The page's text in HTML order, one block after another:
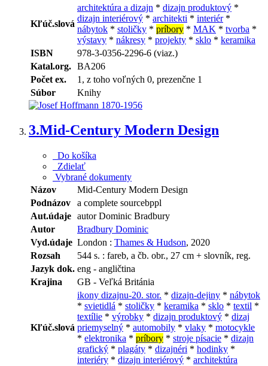
Kľúč.slová
architektúra a dizajn * dizajn produktový *
dizajn interiérový * architekti * interiér*
nábytok * stoličky * príbory * MAK * tvorba *
výstavy * nákresy * projekty * sklo * keramika
ISBN
978-3-0356-2296-6 (viaz.)
Katal.org. BA206
Počet ex.
1, z toho voľných 0, prezenčne 1
Súbor
Knihy
3.Mid-Century Modern Design
Do košíka
Zdielať
Vybrané dokumenty
Názov
Mid-Century Modern Design
Podnázov
a complete sourcebppl
Aut.údaje autor Dominic Bradbury
Autor
Bradbury Dominic
Vyd.údaje London : Thames & Hudson, 2020
Rozsah
544 s. : fareb, a čb. obr., 27 cm + slovník, reg.
Jazyk dok. eng - angličtina
Krajina
GB - Veľká Británia
Kľúč.slová
ikony dizajnu-20. stor. * dizajn-dejiny * nábytok
* svietidlá * stoličky * keramika * sklo * textil *
textílie * výrobky * dizajn produktový * dizaj
priemyselný * automobily * vlaky * motocykle
* elektronika * príbory * stroje písacie * dizajn
grafický * plagáty * dizajnéri * hodinky *
interiéry * dizajn interiérový * architektúra